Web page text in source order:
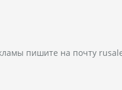
пишите на почту